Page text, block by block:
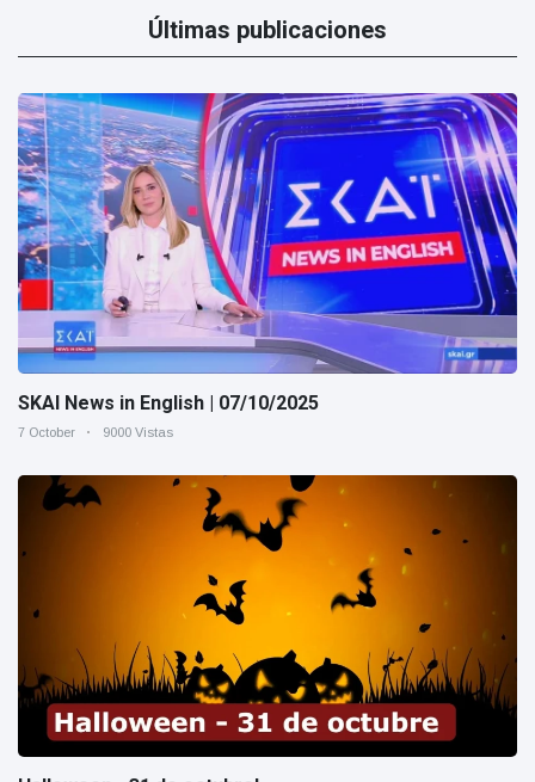
Últimas publicaciones
SKAI News in English | 07/10/2025
7 October 9000 Vistas